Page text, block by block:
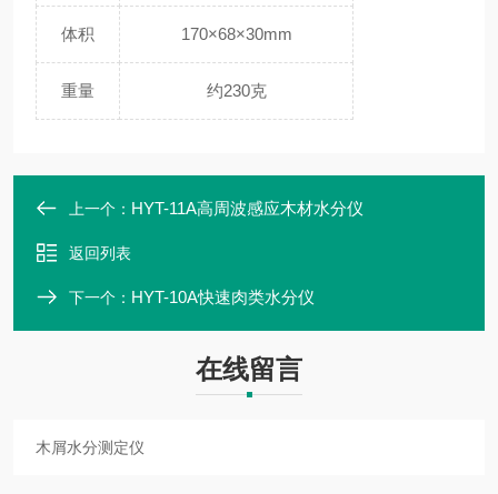
体积 170×68×30mm
重量 约230克
上一个： HYT-11A高周波感应木材水分仪
返回列表
下一个： HYT-10A快速肉类水分仪
在线留言